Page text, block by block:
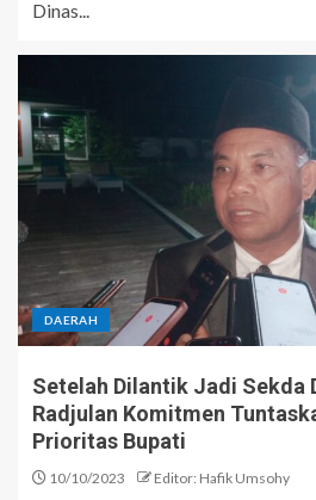
Dinas...
DAERAH
Setelah Dilantik Jadi Sekda
Radjulan Komitmen
Prioritas Bupati
10/10/2023 Editor: Hafik Umsohy